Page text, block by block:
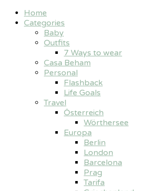
Home
Categories
Baby
Outfits
7 Ways to wear
Casa Beham
Personal
Flashback
Life Goals
Travel
Österreich
Wörthersee
Europa
Berlin
London
Barcelona
Prag
Tarifa